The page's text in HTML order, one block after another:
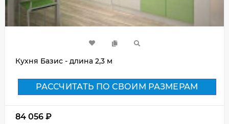
Кухня Базис - длина 2,3 м
РАССЧИТАТЬ ПО СВОИМ РАЗМЕРАМ
84 056 ₽